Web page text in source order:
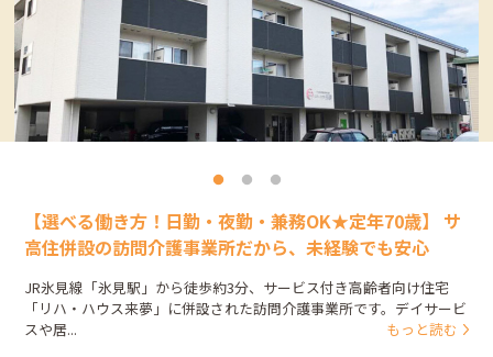
【選べる働き方！日勤・夜勤・兼務OK★定年70歳】 サ
高住併設の訪問介護事業所だから、未経験でも安心
JR氷見線「氷見駅」から徒歩約3分、サービス付き高齢者向け住宅
「リハ・ハウス来夢」に併設された訪問介護事業所です。デイサービ
スや居...
もっと読む